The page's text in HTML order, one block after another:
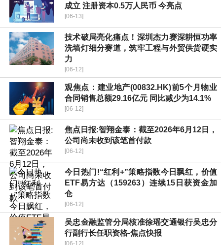
成立 注册资本0.5万人民币 今亮点
[06-13]
技术破局亮化痛点！深圳杰力赛深耕恒功率
洗墙灯细分赛道，筑牢工程与外贸供货硬实
力
[06-12]
观焦点：建业地产(00832.HK)前5个月物业
合同销售总额29.16亿元 同比减少为14.1%
[06-12]
焦点日报:智翔金泰：截至2026年6月12日，
公司尚未收到该笔首付款
[06-12]
今日热门!“红利+”策略指数今日飘红，价值
ETF易方达（159263）连续15日获资金加
仓
[06-12]
吴忠金融监管分局核准徐瑶交通银行吴忠分
行副行长任职资格-焦点快报
[06-12]